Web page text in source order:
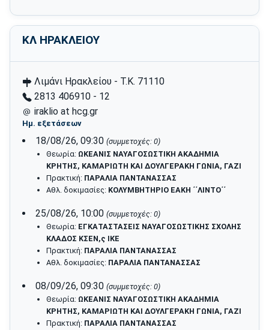
ΚΛ ΗΡΑΚΛΕΙΟΥ
Λιμάνι Ηρακλείου - Τ.Κ. 71110
2813 406910 - 12
iraklio at hcg.gr
Ημ. εξετάσεων
18/08/26, 09:30 (συμμετοχές: 0)
Θεωρία: ΩΚΕΑΝΙΣ ΝΑΥΑΓΟΣΩΣΤΙΚΗ ΑΚΑΔΗΜΙΑ
ΚΡΗΤΗΣ, ΚΑΜΑΡΙΩΤΗ ΚΑΙ ΔΟΥΛΓΕΡΑΚΗ ΓΩΝΙΑ, ΓΑΖΙ
Πρακτική: ΠΑΡΑΛΙΑ ΠΑΝΤΑΝΑΣΣΑΣ
Αθλ. δοκιμασίες: ΚΟΛΥΜΒΗΤΗΡΙΟ ΕΑΚΗ ΄΄ΛΙΝΤΟ΄΄
25/08/26, 10:00 (συμμετοχές: 0)
Θεωρία: ΕΓΚΑΤΑΣΤΑΣΕΙΣ ΝΑΥΑΓΟΣΩΣΤΙΚΗΣ ΣΧΟΛΗΣ
ΚΛΑΔΟΣ ΚΣΕΝ,ς ΙΚΕ
Πρακτική: ΠΑΡΑΛΙΑ ΠΑΝΤΑΝΑΣΣΑΣ
Αθλ. δοκιμασίες: ΠΑΡΑΛΙΑ ΠΑΝΤΑΝΑΣΣΑΣ
08/09/26, 09:30 (συμμετοχές: 0)
Θεωρία: ΩΚΕΑΝΙΣ ΝΑΥΑΓΟΣΩΣΤΙΚΗ ΑΚΑΔΗΜΙΑ
ΚΡΗΤΗΣ, ΚΑΜΑΡΙΩΤΗ ΚΑΙ ΔΟΥΛΓΕΡΑΚΗ ΓΩΝΙΑ, ΓΑΖΙ
Πρακτική: ΠΑΡΑΛΙΑ ΠΑΝΤΑΝΑΣΣΑΣ